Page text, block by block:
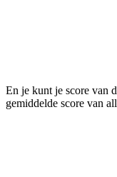
En je kunt je score van
gemiddelde score van